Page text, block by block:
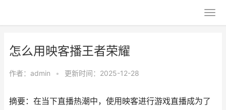
怎么用映客播王者荣耀
作者： admin • 更新时间：2025-12-28
摘要：在当下直播热潮中，使用映客进行游戏直播成为了